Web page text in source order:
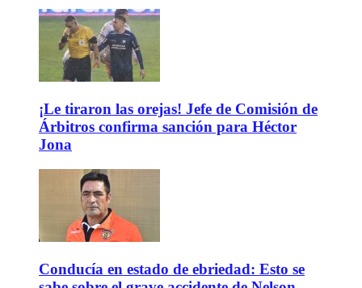
¡Le tiraron las orejas! Jefe de Comisión de
Árbitros confirma sanción para Héctor
Jona
Conducía en estado de ebriedad: Esto se